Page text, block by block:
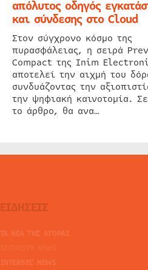
απόλυτος οδηγός
και σύνδεσης στο Cloud
Στον σύγχρονο κόσμο της
πυρασφάλειας, η σειρά
Compact της Inim
αποτελεί την αιχμή του
συνδυάζοντας την
την ψηφιακή καινοτομία.
το άρθρο, θα ανα…
ΕΙΔΗΣΕΙΣ
ΤΑ ΝΕΑ ΤΗΣ ΑΓΟΡΑΣ
INTERSEC NEWS